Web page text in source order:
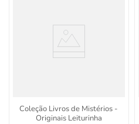
Coleção Livros de Mistérios -
Originais Leiturinha